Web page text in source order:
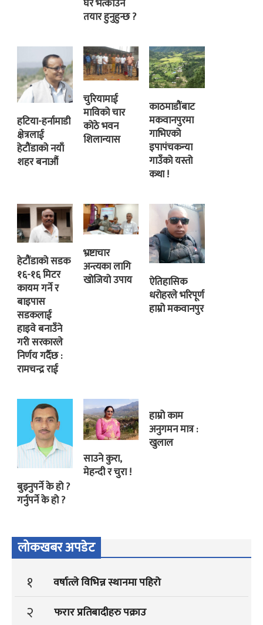
घर भत्काउन
तयार हुनुहुन्छ ?
हटिया-हर्नामाडी
क्षेत्रलाई
हेटौंडाको नयाँ
शहर बनाऔं
चुरियामाई
माविको चार
कोठे भवन
शिलान्यास
काठमाडौंबाट
मकवानपुरमा
गाभिएको
इपापंचकन्या
गाउँको यस्तो
कथा !
हेटौंडाको सडक
१६-१६ मिटर
कायम गर्ने र
बाइपास
सडकलाई
हाइवे बनाउँने
गरी सरकारले
निर्णय गर्दैछ :
रामचन्द्र राई
भ्रष्टाचार
अन्त्यका लागि
खोजियो उपाय
ऐतिहासिक
धरोहरले भरिपूर्ण
हाम्रो मकवानपुर
बुझ्नुपर्ने के हो ?
गर्नुपर्ने के हो ?
साउने कुरा,
मेहन्दी र चुरा !
हाम्रो काम
अनुगमन मात्र :
खुलाल
लोकखबर अपडेट
१ वर्षात्ले विभिन्न स्थानमा पहिरो
२ फरार प्रतिबादीहरु पक्राउ